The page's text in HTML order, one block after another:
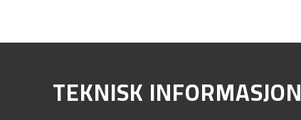
TEKNISK INFORMASJON